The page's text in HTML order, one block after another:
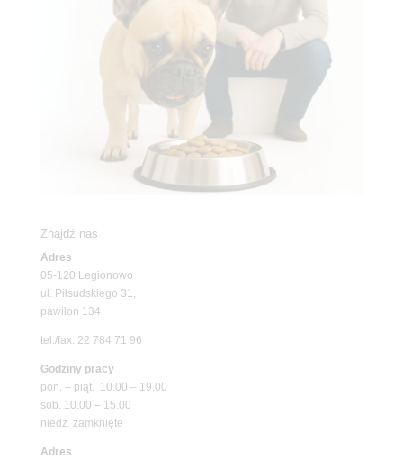
Znajdź nas
Adres
05-120 Legionowo
ul. Piłsudskiego 31,
pawilon 134
tel./fax. 22 784 71 96
Godziny pracy
pon. – piąt. 10.00 – 19.00
sob. 10.00 – 15.00
niedz. zamknięte
Adres